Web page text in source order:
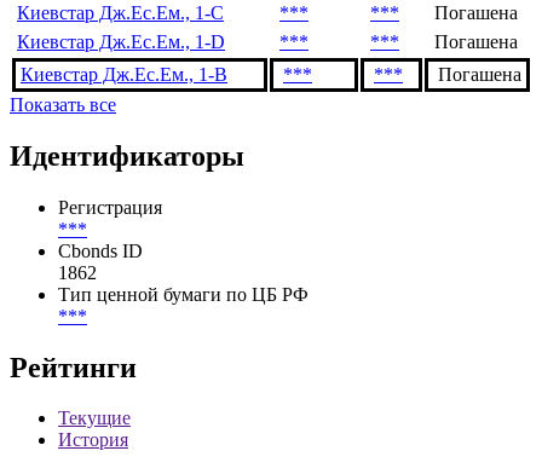
Киевстар Дж.Ес.Ем., 1-С
*** ***
Погашена
Киевстар Дж.Ес.Ем., 1-D
*** ***
Погашена
Киевстар Дж.Ес.Ем., 1-B
*** ***
Погашена
Показать все
Идентификаторы
Регистрация
***
Cbonds ID
1862
Тип ценной бумаги по ЦБ РФ
***
Рейтинги
Текущие
История